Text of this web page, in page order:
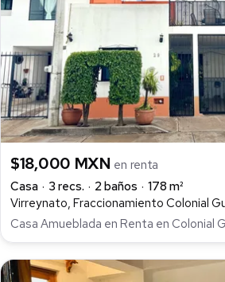
$18,000 MXN en renta
Casa
3 recs. 2 baños
178 m²
Virreynato, Fraccionamiento Colonial
Casa Amueblada en Renta en Colonial